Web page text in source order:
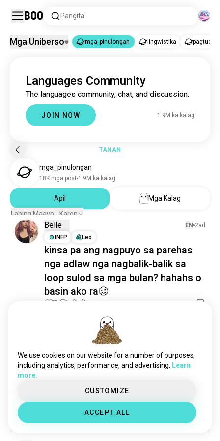
Boo Pangita
mga_pinulongan 1.9M ka kalag
lingwistika 3.4K ka kalag
pagtuonpinulongan
Mga Uniberso mga_pinulongan lingwistika
Languages Community
The languages community, chat, and discussion.
JOIN NOW 1.9M ka kalag
TANAN
mga_pinulongan
18K mga post 1.9M ka kalag
Apil
Mga Kalag
Labing Maayo - Karon
Belle EN 2ad
INFP
Leo
kinsa pa ang nagpuyo sa parehas
nga adlaw nga nagbalik-balik sa
loop sulod sa mga bulan? hahahs o
basin ako ra🥴
13 4
Acuario 8
Interesado ko sa pagkat-on og Iningles... naa bay
We use cookies on our website for a number of purposes,
including analytics, performance, and advertising.
Learn
more.
CUSTOMIZE
ACCEPT ALL